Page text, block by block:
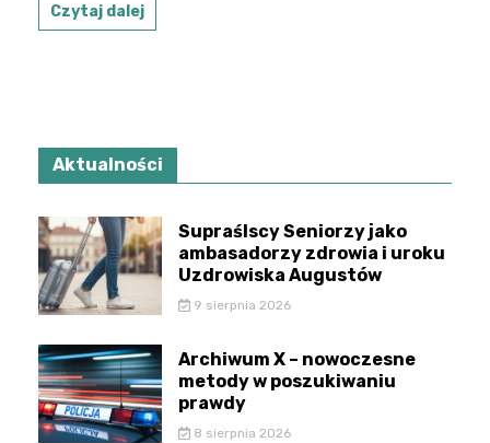
Czytaj dalej
Aktualności
Supraślscy Seniorzy jako
ambasadorzy zdrowia i uroku
Uzdrowiska Augustów
9 sierpnia 2026
Archiwum X – nowoczesne
metody w poszukiwaniu
prawdy
8 sierpnia 2026